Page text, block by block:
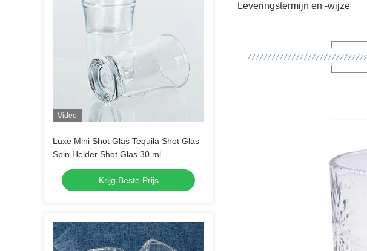
Video
Luxe Mini Shot Glas Tequila Shot Glas
Spin Helder Shot Glas 30 ml
Krijg Beste Prijs
Leveringstermijn en -wijze